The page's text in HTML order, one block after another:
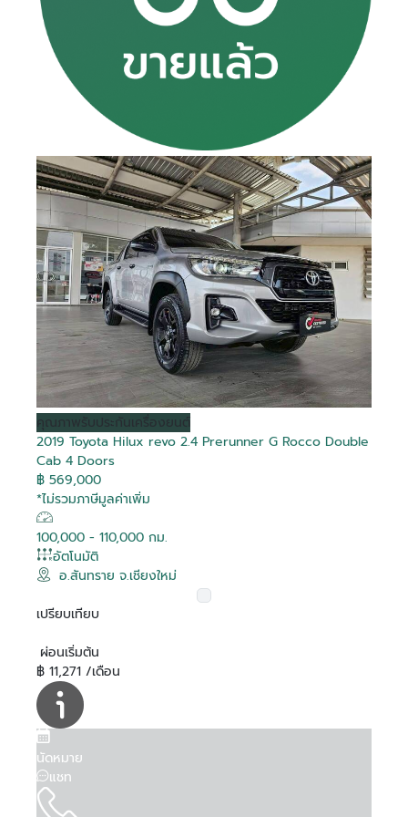
คุณภาพรับประกันเครื่องยนต์
2019 Toyota Hilux revo 2.4 Prerunner G Rocco Double
Cab 4 Doors
฿ 569,000
*ไม่รวมภาษีมูลค่าเพิ่ม
100,000 - 110,000 กม.
อัตโนมัติ
อ.สันทราย จ.เชียงใหม่
เปรียบเทียบ
ผ่อนเริ่มต้น
฿ 11,271 /เดือน
นัดหมาย
แชท